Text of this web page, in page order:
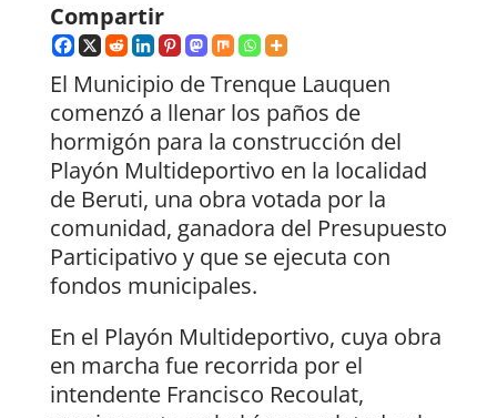
Compartir
El Municipio de Trenque Lauquen
comenzó a llenar los paños de
hormigón para la construcción del
Playón Multideportivo en la localidad
de Beruti, una obra votada por la
comunidad, ganadora del Presupuesto
Participativo y que se ejecuta con
fondos municipales.
En el Playón Multideportivo, cuya obra
en marcha fue recorrida por el
intendente Francisco Recoulat,